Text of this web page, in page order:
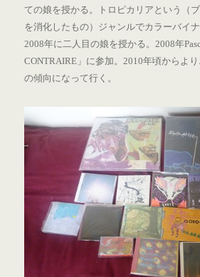
ての娘を授かる。トロピカリアという（
を消化したもの）ジャンルでカラーバイ
2008年に二人目の娘を授かる。2008年
CONTRAIRE」に参加。2010年頃からよ
の傾向になって行く。